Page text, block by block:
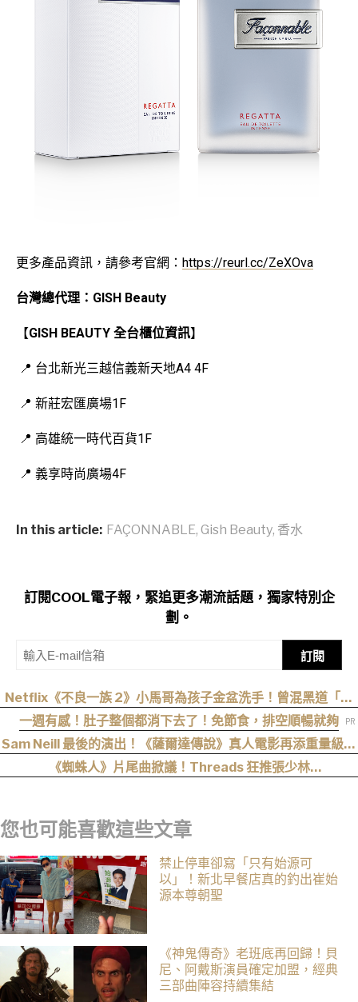
更多產品資訊，請參考官網： https://reurl.cc/ZeXOva
台灣總代理：GISH Beauty
【GISH BEAUTY 全台櫃位資訊】
📍 台北新光三越信義新天地A4 4F
📍 新莊宏匯廣場1F
📍 高雄統一時代百貨1F
📍 義享時尚廣場4F
In this article: FAÇONNABLE, Gish Beauty, 香水
訂閱COOL電子報，緊追更多潮流話題，獨家特別企
劃。
訂閱
Netflix《不良一族 2》小馬哥為孩子金盆洗手！曾混黑道「割
掉小拇指」，女來賓全被帥到：超有骨氣
一週有感！肚子整個都消下去了！免節食，排空順暢就夠
Sam Neill 最後的演出！《薩爾達傳說》真人電影再添重量級卡
司
《蜘蛛人》片尾曲掀議！Threads 狂推張少林
您也可能喜歡這些文章
禁止停車卻寫「只有始源可
以」！新北早餐店真的釣出崔始
源本尊朝聖
《神鬼傳奇》老班底再回歸！貝
尼、阿戴斯演員確定加盟，經典
三部曲陣容持續集結